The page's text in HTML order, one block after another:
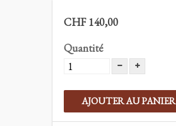
CHF 140,00
Quantité
AJOUTER AU PANIER